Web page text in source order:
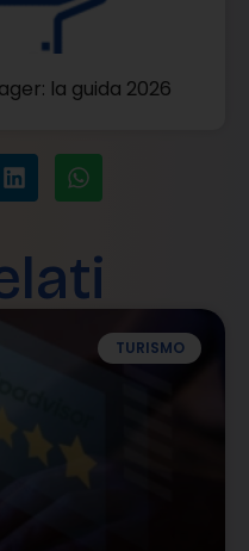
la guida 2026
TURISMO